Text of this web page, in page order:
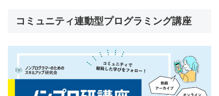
コミュニティ連動型プログラミング講座